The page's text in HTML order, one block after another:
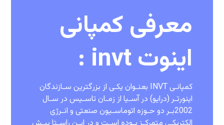
معرفی کمپانی
اینوت invt :
‫کمپانـی ‪ INVT‬بعنـوان یکـی از بزرگترین سـازندگان
2002‬بـر دو حـوزه اتوماسـیون صنعتی‬ ‫و انـرژی